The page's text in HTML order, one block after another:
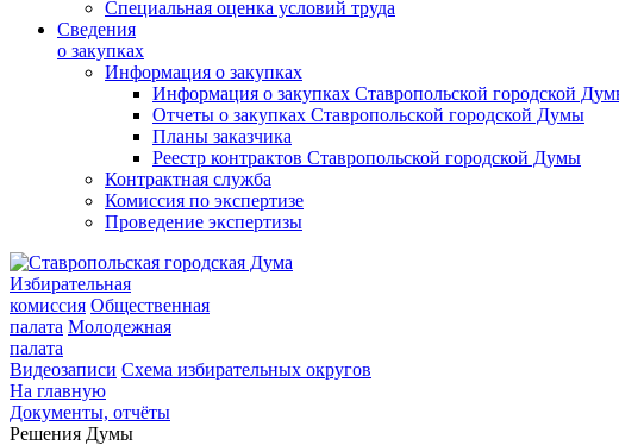
Специальная оценка условий труда
Сведения
о закупках
Информация о закупках
Информация о закупках Ставропольской городской
Отчеты о закупках Ставропольской городской Думы
Планы заказчика
Реестр контрактов Ставропольской городской Думы
Контрактная служба
Комиссия по экспертизе
Проведение экспертизы
Избирательная
комиссия Общественная
палата Молодежная
палата
Видеозаписи Схема избирательных округов
На главную
Документы, отчёты
Решения Думы